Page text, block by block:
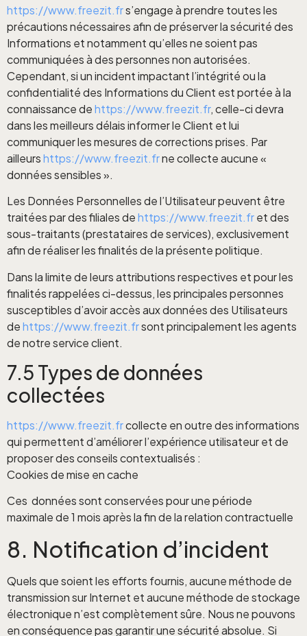
https://www.freezit.frs’engage à prendre toutes les
précautions nécessaires afin de préserver la sécurité des
Informations et notamment qu’elles ne soient pas
communiquées à des personnes non autorisées.
Cependant, si un incident impactant l’intégrité ou la
confidentialité des Informations du Client est portée à la
connaissance dehttps://www.freezit.fr, celle-ci devra
dans les meilleurs délais informer le Client et lui
communiquer les mesures de corrections prises. Par
ailleurshttps://www.freezit.frne collecte aucune «
données sensibles ».
Les Données Personnelles de l’Utilisateur peuvent être
traitées par des filiales dehttps://www.freezit.fret des
sous-traitants (prestataires de services), exclusivement
afin de réaliser les finalités de la présente politique.
Dans la limite de leurs attributions respectives et pour les
finalités rappelées ci-dessus, les principales personnes
susceptibles d’avoir accès aux données des Utilisateurs
dehttps://www.freezit.frsont principalement les agents
de notre service client.
7.5 Types de données
collectées
https://www.freezit.frcollecte en outre des informations
qui permettent d’améliorer l’expérience utilisateur et de
proposer des conseils contextualisés :
Cookies de mise en cache
Ces données sont conservées pour une période
maximale de 1 mois après la fin de la relation contractuelle
8. Notification d’incident
Quels que soient les efforts fournis, aucune méthode de
transmission sur Internet et aucune méthode de stockage
électronique n’est complètement sûre. Nous ne pouvons
en conséquence pas garantir une sécurité absolue. Si